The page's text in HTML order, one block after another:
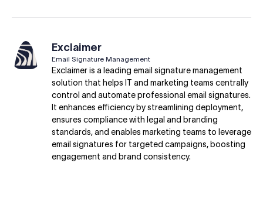
Exclaimer
Email Signature Management
Exclaimer is a leading email signature management
solution that helps IT and marketing teams centrally
control and automate professional email signatures.
It enhances efficiency by streamlining deployment,
ensures compliance with legal and branding
standards, and enables marketing teams to leverage
email signatures for targeted campaigns, boosting
engagement and brand consistency.